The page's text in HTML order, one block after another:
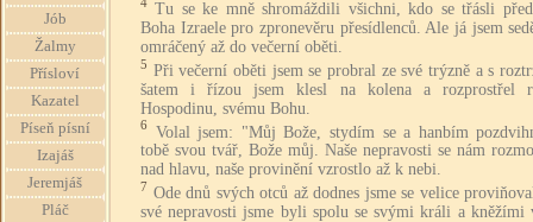
Jób
Žalmy
Přísloví
Kazatel
Píseň písní
Izajáš
Jeremjáš
Pláč
Tu se ke mně shromáždili všichni, kdo se třásli
Boha Izraele pro zpronevěru přesídlenců. Ale já jsem
omráčený až do večerní oběti.
5 Při večerní oběti jsem se probral ze své trýzně a s
šatem i řízou jsem klesl na kolena a rozprostřel
Hospodinu, svému Bohu.
6
Volal jsem: "Můj Bože, stydím se a hanbím
tobě svou tvář, Bože můj. Naše nepravosti se nám
nad hlavu, naše provinění vzrostlo až k nebi.
7 Ode dnů svých otců až dodnes jsme se velice
své nepravosti jsme byli spolu se svými králi a kněžími